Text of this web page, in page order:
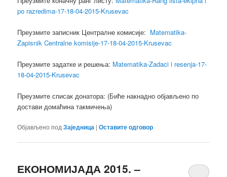
po razredima-17-18-04-2015-Krusevac
Преузмите записник Централне комисије: Matematika-
Zapisnik Centralne komisije-17-18-04-2015-Krusevac
Преузмите задатке и решења: Matematika-Zadaci i resenja-17-
18-04-2015-Krusevac
Преузмите списак донатора: (Биће накнадно објављено по
достави домаћина такмичења)
Објављено под Заједница |Оставите одговор
ЕКОНОМИЈАДА 2015. –